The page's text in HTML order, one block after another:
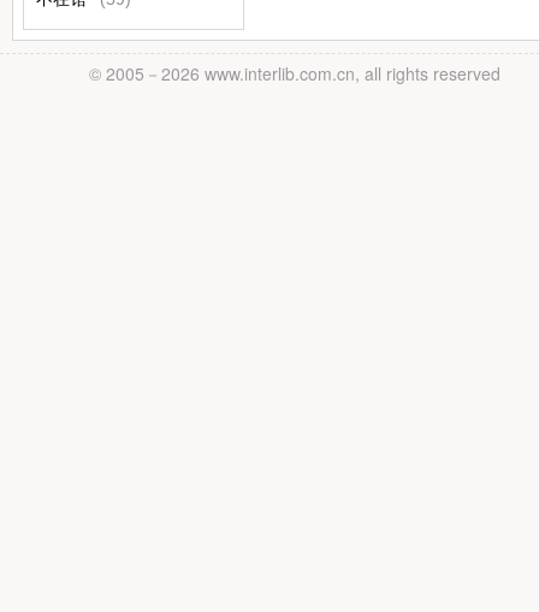
© 2005－ 2026 www.interlib.com.cn, all rights reserved